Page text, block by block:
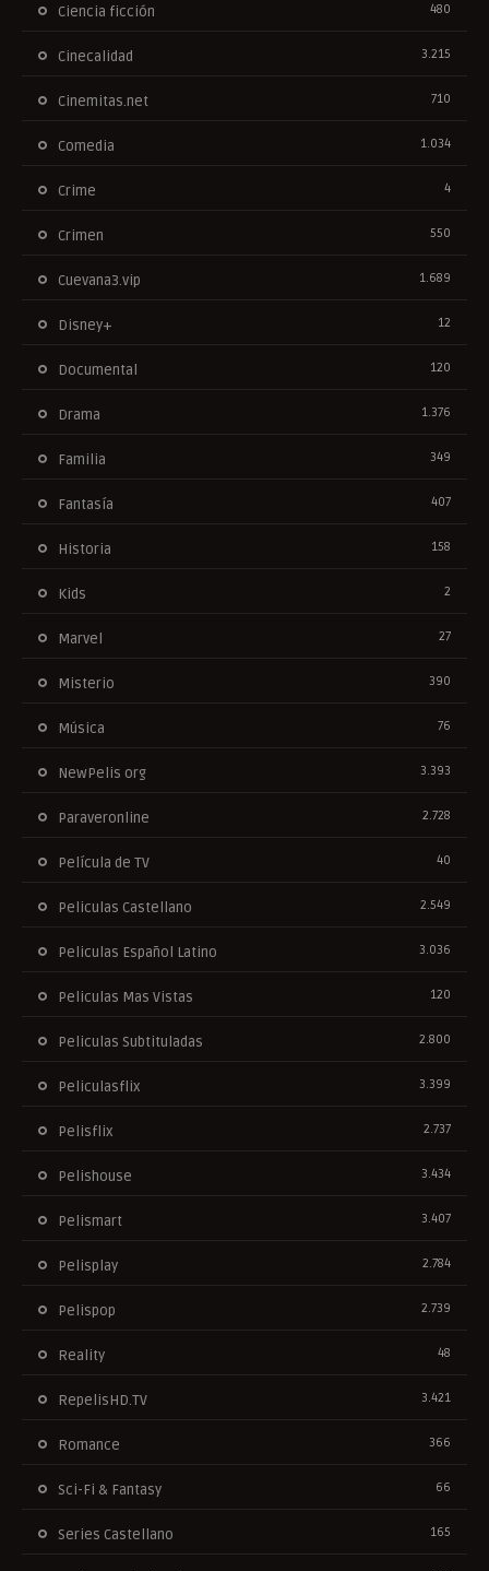
Ciencia ficción 480
Cinecalidad 3.215
Cinemitas.net 710
Comedia 1.034
Crime 4
Crimen 550
Cuevana3.vip 1.689
Disney+ 12
Documental 120
Drama 1.376
Familia 349
Fantasía 407
Historia 158
Kids 2
Marvel 27
Misterio 390
Música 76
NewPelis org 3.393
Paraveronline 2.728
Película de TV 40
Peliculas Castellano 2.549
Peliculas Español Latino 3.036
Peliculas Mas Vistas 120
Peliculas Subtituladas 2.800
Peliculasflix 3.399
Pelisflix 2.737
Pelishouse 3.434
Pelismart 3.407
Pelisplay 2.784
Pelispop 2.739
Reality 48
RepelisHD.TV 3.421
Romance 366
Sci-Fi & Fantasy 66
Series Castellano 165